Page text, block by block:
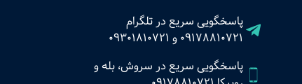
پاسخگویی سریع در تلگرام
09178810721 و 09301810721
پاسخگویی سریع در سروش، بله و